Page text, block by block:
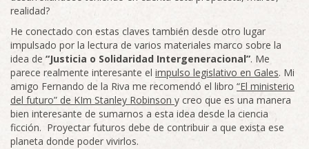
realidad?
He conectado con estas claves también desde otro lugar
impulsado por la lectura de varios materiales marco sobre la
idea de “Justicia o Solidaridad Intergeneracional”. Me
parece realmente interesante el impulso legislativo en Gales. Mi
amigo Fernando de la Riva me recomendó el libro “El ministerio
del futuro” de KIm Stanley Robinson y creo que es una manera
bien interesante de sumarnos a esta idea desde la ciencia
ficción. Proyectar futuros debe de contribuir a que exista ese
planeta donde poder vivirlos.